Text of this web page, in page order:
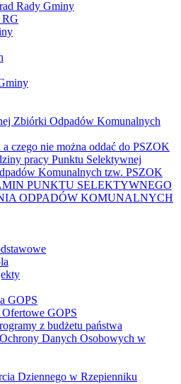
Rady Gminy
RG
Zbiórki Odpadów Komunalnych
a czego nie można oddać do PSZOK
pracy Punktu Selektywnej
Komunalnych tzw. PSZOK
PUNKTU SELEKTYWNEGO
ODPADÓW KOMUNALNYCH
GOPS
Ofertowe GOPS
z budżetu państwa
Danych Osobowych w
Dziennego w Rzepienniku